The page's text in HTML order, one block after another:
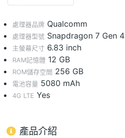
處理器品牌 Qualcomm
處理器型號 Snapdragon 7 Gen 4
主螢幕尺寸 6.83 inch
RAM記憶體 12 GB
ROM儲存空間 256 GB
電池容量 5080 mAh
4G LTE Yes
產品介紹